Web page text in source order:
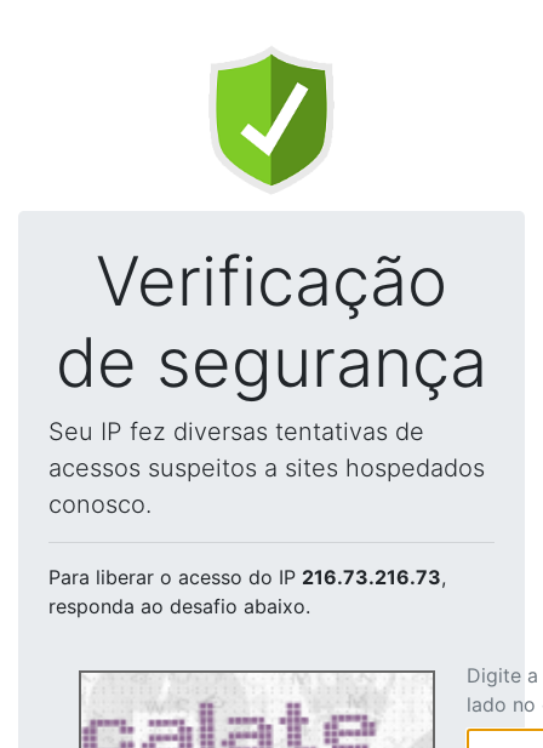
Verificação
de segurança
Seu IP fez diversas tentativas de
acessos suspeitos a sites hospedados
conosco.
Para liberar o acesso do IP 216.73.216.73,
responda ao desafio abaixo.
Digite
lado no